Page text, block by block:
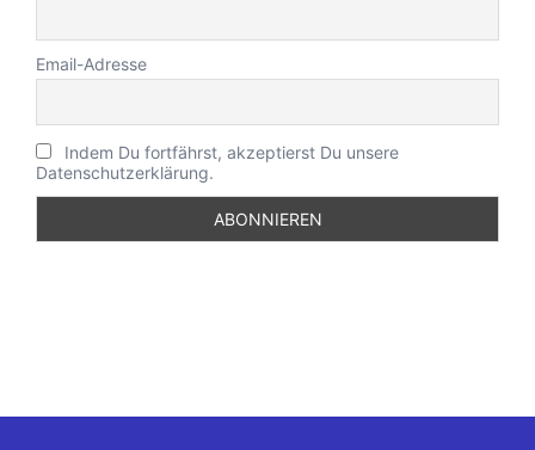
Email-Adresse
Indem Du fortfährst, akzeptierst Du unsere
Datenschutzerklärung.